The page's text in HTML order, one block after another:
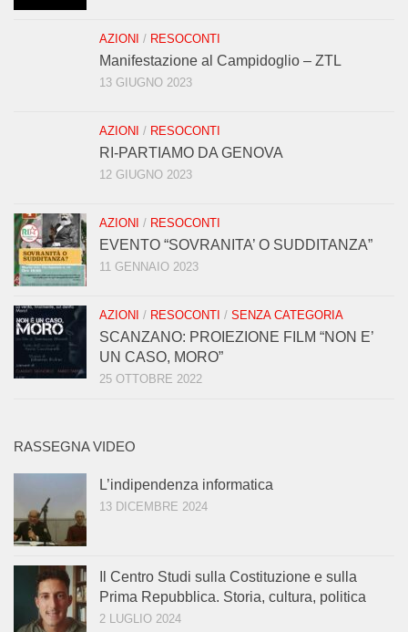
AZIONI / RESOCONTI
Manifestazione al Campidoglio – ZTL
13 GIUGNO 2023
AZIONI / RESOCONTI
RI-PARTIAMO DA GENOVA
12 GIUGNO 2023
AZIONI / RESOCONTI
EVENTO “SOVRANITA’ O SUDDITANZA”
11 GENNAIO 2023
AZIONI / RESOCONTI / SENZA CATEGORIA
SCANZANO: PROIEZIONE FILM “NON E’
UN CASO, MORO”
25 OTTOBRE 2022
RASSEGNA VIDEO
L’indipendenza informatica
13 DICEMBRE 2024
Il Centro Studi sulla Costituzione e sulla
Prima Repubblica. Storia, cultura, politica
2 LUGLIO 2024